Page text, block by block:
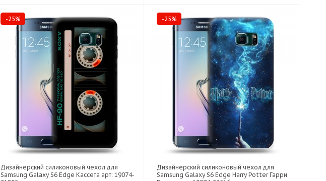
-25%
Дизайнерский силиконовый чехол для
Samsung Galaxy S6 Edge Кассета арт: 19074-
-25%
Дизайнерский силиконовый чехол для
Samsung Galaxy S6 Edge Harry Potter Гарри